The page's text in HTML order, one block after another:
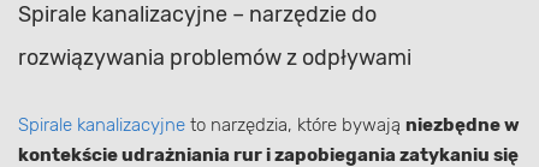
Spirale kanalizacyjne – narzędzie do
rozwiązywania problemów z odpływami
Spirale kanalizacyjne to narzędzia, które bywają niezbędne w
kontekście udrażniania rur i zapobiegania zatykaniu się